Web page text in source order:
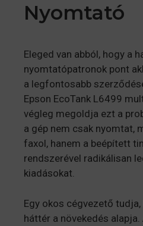
Nyomtató
Eleged van abból, hogy a
nyomtatópatronok pont
a legfontosabb
Epson EcoTank L6499
végleg megoldja ezt a
a gép nem csak nyomtat,
faxol, hanem a beépített
rendszerével radikálisan
kiadásokat.
Egy okos cégvezető
háttér a növekedés